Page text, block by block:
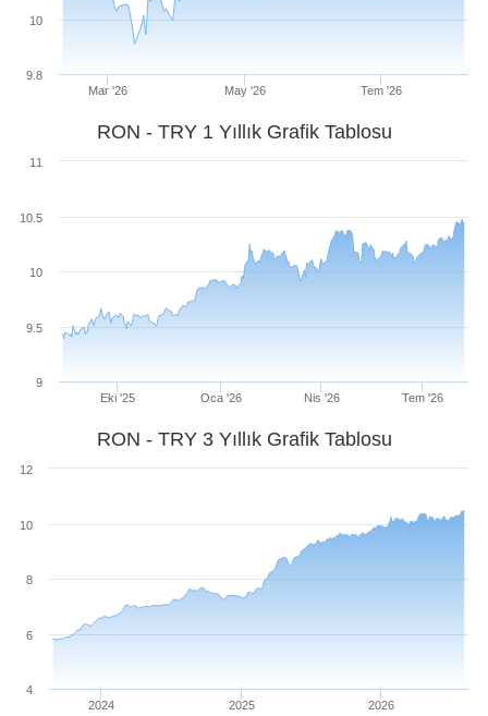
Mar '26 May '26 Tem '26
9.8
10
RON - TRY 1 Yıllık Grafik Tablosu
Eki '25 Oca '26 Nis '26 Tem '26
9
9.5
10
10.5
11
RON - TRY 3 Yıllık Grafik Tablosu
2024 2025 2026
4
6
8
10
12